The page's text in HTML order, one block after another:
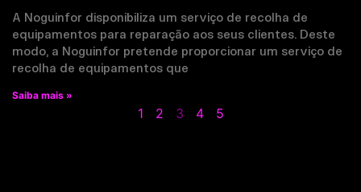
A Noguinfor disponibiliza um serviço de recolha de
equipamentos para reparação aos seus clientes. Deste
modo, a Noguinfor pretende proporcionar um serviço de
recolha de equipamentos que
Saiba mais »
1 2 3 4 5